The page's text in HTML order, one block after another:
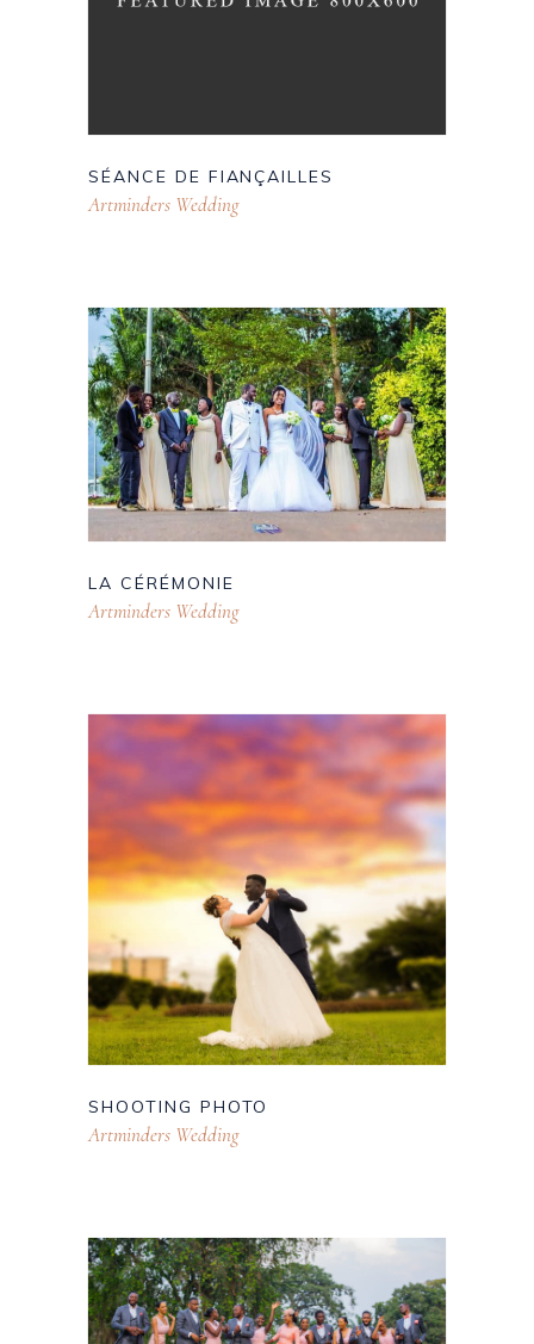
SÉANCE DE FIANÇAILLES
Artminders Wedding
LA CÉRÉMONIE
Artminders Wedding
SHOOTING PHOTO
Artminders Wedding